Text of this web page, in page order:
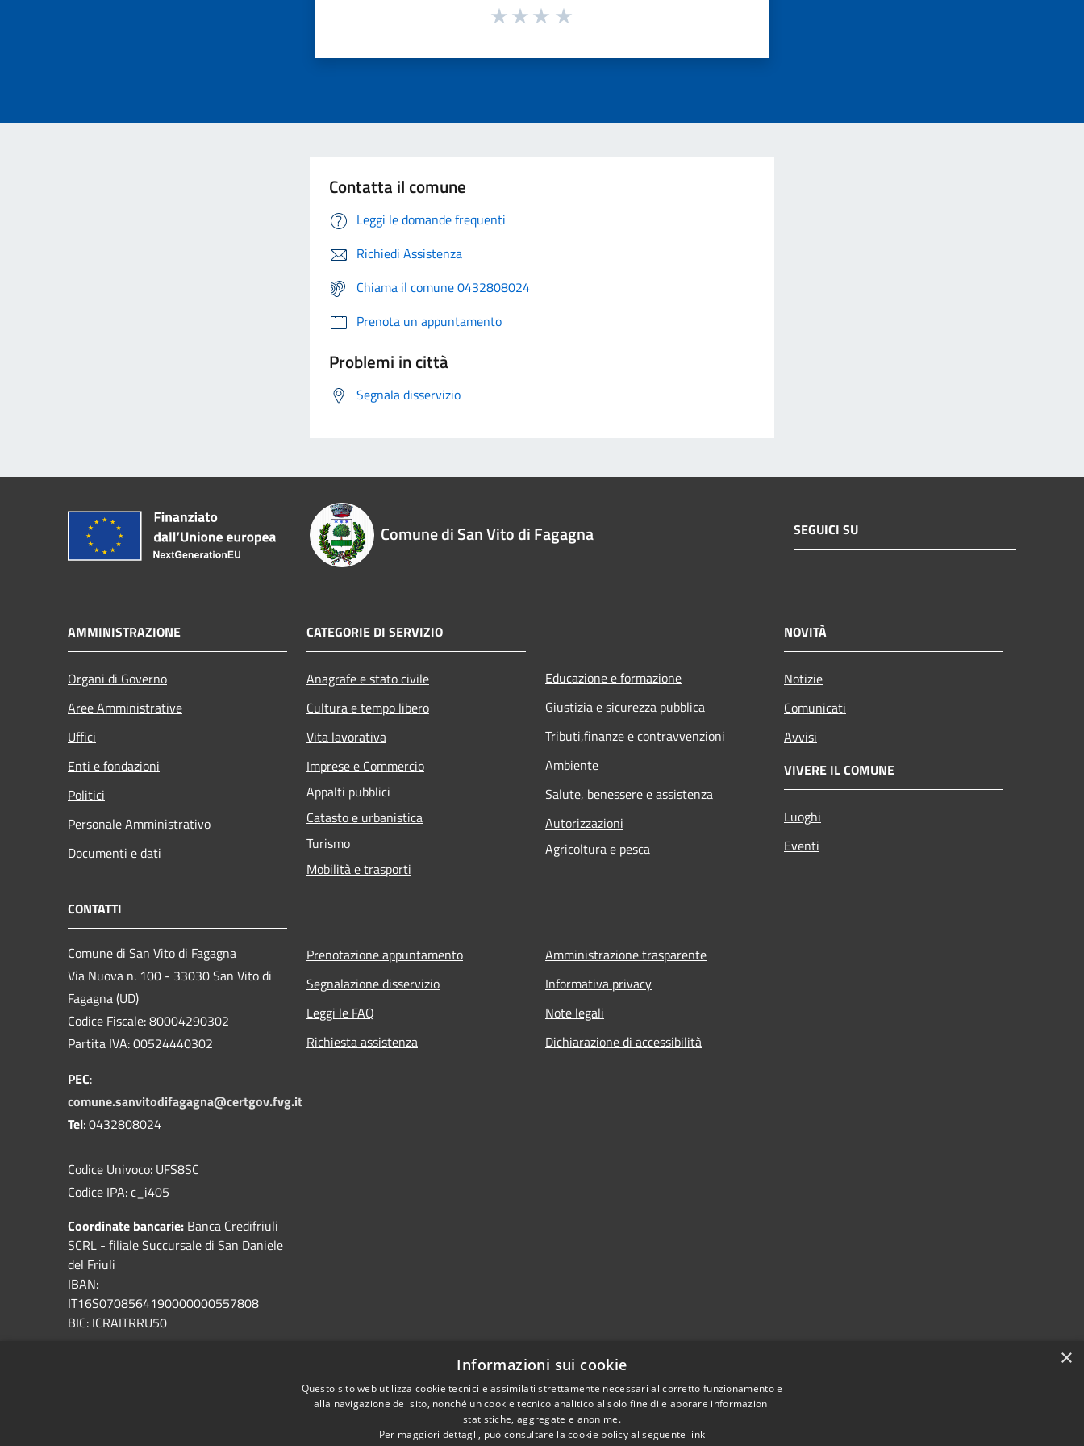
Contatta il comune
Leggi le domande frequenti
Richiedi Assistenza
Chiama il comune 0432808024
Prenota un appuntamento
Problemi in città
Segnala disservizio
Comune di San Vito di Fagagna SEGUICI SU
AMMINISTRAZIONE
Organi di Governo
Aree Amministrative
Uffici
Enti e fondazioni
Politici
Personale Amministrativo
Documenti e dati
CATEGORIE DI SERVIZIO
Anagrafe e stato civile
Cultura e tempo libero
Vita lavorativa
Imprese e Commercio
Appalti pubblici
Catasto e urbanistica
Turismo
Mobilità e trasporti
Educazione e formazione
Giustizia e sicurezza pubblica
Tributi,finanze e contravvenzioni
Ambiente
Salute, benessere e assistenza
Autorizzazioni
Agricoltura e pesca
NOVITÀ
Notizie
Comunicati
Avvisi
VIVERE IL COMUNE
Luoghi
Eventi
CONTATTI
Comune di San Vito di Fagagna
Via Nuova n. 100 - 33030 San Vito di
Fagagna (UD)
Codice Fiscale: 80004290302
Partita IVA: 00524440302
PEC:
comune.sanvitodifagagna@certgov.fvg.it
Tel: 0432808024
Codice Univoco: UFS8SC
Codice IPA: c_i405
Coordinate bancarie: Banca Credifriuli
SCRL - filiale Succursale di San Daniele
del Friuli
IBAN:
IT16S0708564190000000557808
BIC: ICRAITRRU50
Prenotazione appuntamento
Segnalazione disservizio
Leggi le FAQ
Richiesta assistenza
Amministrazione trasparente
Informativa privacy
Note legali
Dichiarazione di accessibilità
×
Informazioni sui cookie
Questo sito web utilizza cookie tecnici e assimilati strettamente necessari al corretto funzionamento e
alla navigazione del sito, nonché un cookie tecnico analitico al solo fine di elaborare informazioni
statistiche, aggregate e anonime.
Per maggiori dettagli, può consultare la cookie policy al seguente link